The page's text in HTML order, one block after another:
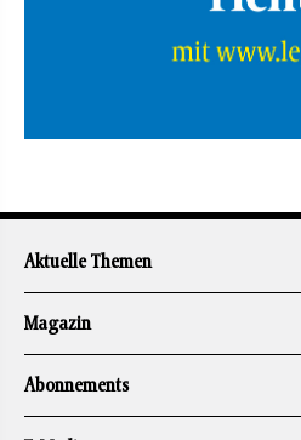
Aktuelle Themen
Magazin
Abonnements